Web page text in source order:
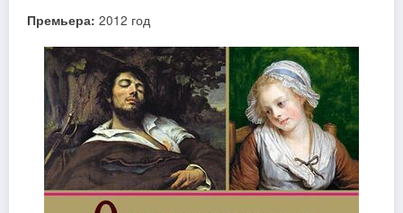
Премьера: 2012 год